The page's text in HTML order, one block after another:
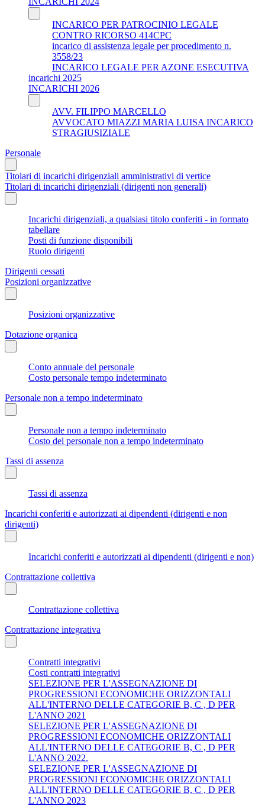
INCARICO PER PATROCINIO LEGALE
CONTRO RICORSO 414CPC
incarico di assistenza legale per procedimento n.
3558/23
INCARICO LEGALE PER AZONE ESECUTIVA
incarichi 2025
INCARICHI 2026
AVV. FILIPPO MARCELLO
AVVOCATO MIAZZI MARIA LUISA INCARICO
STRAGIUSIZIALE
Personale
Titolari di incarichi dirigenziali amministrativi di vertice
Titolari di incarichi dirigenziali (dirigenti non generali)
Incarichi dirigenziali, a qualsiasi titolo conferiti - in formato
tabellare
Posti di funzione disponibili
Ruolo dirigenti
Dirigenti cessati
Posizioni organizzative
Posizioni organizzative
Dotazione organica
Conto annuale del personale
Costo personale tempo indeterminato
Personale non a tempo indeterminato
Personale non a tempo indeterminato
Costo del personale non a tempo indeterminato
Tassi di assenza
Tassi di assenza
Incarichi conferiti e autorizzati ai dipendenti (dirigenti e non
dirigenti)
Incarichi conferiti e autorizzati ai dipendenti (dirigenti e non)
Contrattazione collettiva
Contrattazione collettiva
Contrattazione integrativa
Contratti integrativi
Costi contratti integrativi
SELEZIONE PER L'ASSEGNAZIONE DI
PROGRESSIONI ECONOMICHE ORIZZONTALI
ALL'INTERNO DELLE CATEGORIE B, C , D PER
L'ANNO 2021
SELEZIONE PER L'ASSEGNAZIONE DI
PROGRESSIONI ECONOMICHE ORIZZONTALI
ALL'INTERNO DELLE CATEGORIE B, C , D PER
L'ANNO 2022.
SELEZIONE PER L'ASSEGNAZIONE DI
PROGRESSIONI ECONOMICHE ORIZZONTALI
ALL'INTERNO DELLE CATEGORIE B, C , D PER
L'ANNO 2023